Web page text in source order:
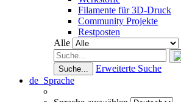
Filamente für 3D-Druck
Community Projekte
Restposten
Alle
Suche...
Erweiterte Suche
de Sprache